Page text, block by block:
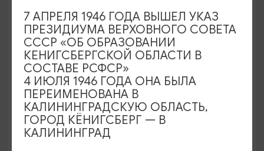
КОНЦЕРТЫ
7 АПРЕЛЯ 1946 ГОДА ВЫШЕЛ УКАЗ
ПРЕЗИДИУМА ВЕРХОВНОГО СОВЕТА
СССР «ОБ ОБРАЗОВАНИИ
КЕНИГСБЕРГСКОЙ ОБЛАСТИ В
СОСТАВЕ РСФСР»
4 ИЮЛЯ 1946 ГОДА ОНА БЫЛА
ПЕРЕИМЕНОВАНА В
КАЛИНИНГРАДСКУЮ ОБЛАСТЬ,
ГОРОД КЁНИГСБЕРГ — В
КАЛИНИНГРАД